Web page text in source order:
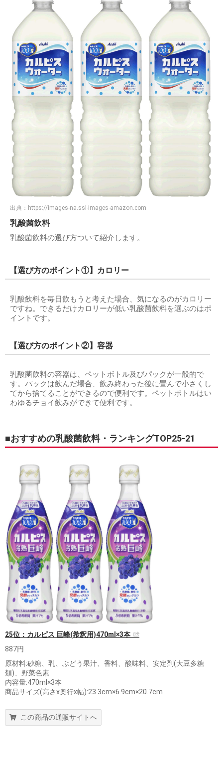
出典： https://images-na.ssl-images-amazon.com
乳酸菌飲料
乳酸菌飲料の選び方ついて紹介します。
【選び方のポイント①】カロリー
乳酸飲料を毎日飲もうと考えた場合、気になるのがカロリー
ですね。できるだけカロリーが低い乳酸菌飲料を選ぶのはポ
イントです。
【選び方のポイント②】容器
乳酸菌飲料の容器は、ペットボトル及びパックが一般的で
す。パックは飲んだ場合、飲み終わった後に畳んで小さくし
てから捨てることができるので便利です。ペットボトルはい
わゆるチョイ飲みができて便利です。
■おすすめの乳酸菌飲料・ランキングTOP25-21
25位：カルピス 巨峰(希釈用)470ml×3本
887円
原材料:砂糖、乳、ぶどう果汁、香料、酸味料、安定剤(大豆多糖
類)、野菜色素
内容量:470ml×3本
商品サイズ(高さx奥行x幅):23.3cm×6.9cm×20.7cm
この商品の通販サイトへ